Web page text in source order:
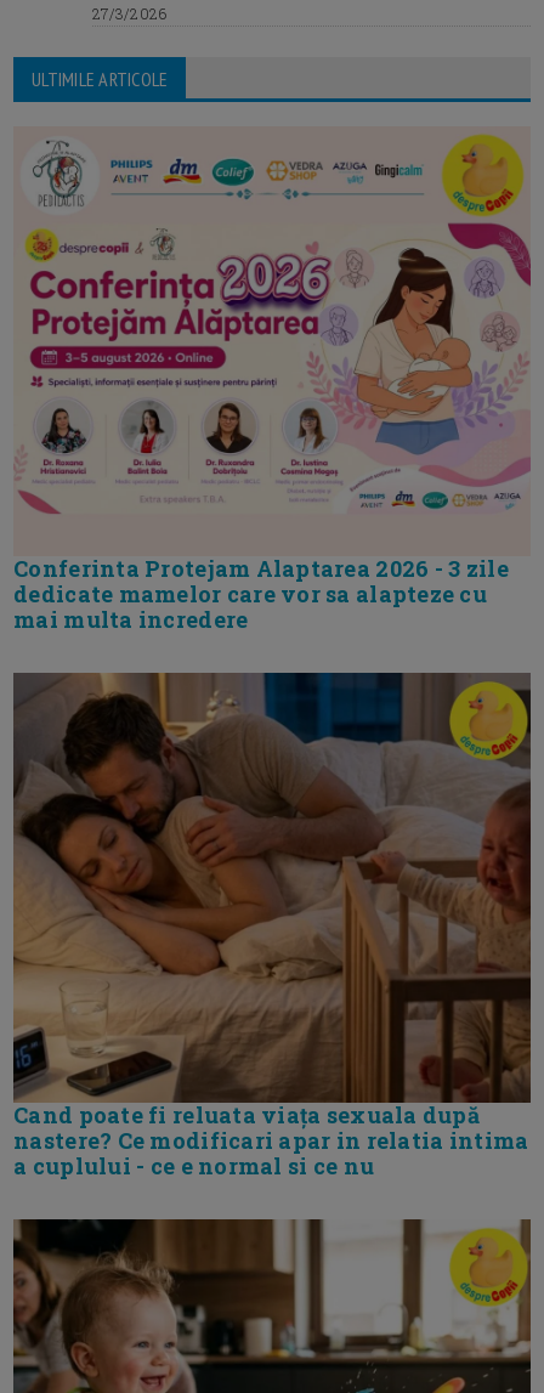
27/3/2026
ULTIMILE ARTICOLE
Conferinta Protejam Alaptarea 2026 - 3 zile
dedicate mamelor care vor sa alapteze cu
mai multa incredere
Cand poate fi reluata viața sexuala după
nastere? Ce modificari apar in relatia intima
a cuplului - ce e normal si ce nu